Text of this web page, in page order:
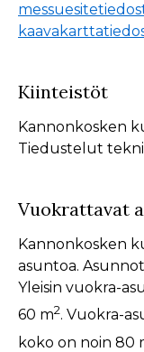
Kiinteistöt
Kannonkosken
Tiedustelut
Vuokrattavat
Kannonkosken
asuntoa.
Yleisin vuokra-
60 m2. Vuokra-
koko on noin 80